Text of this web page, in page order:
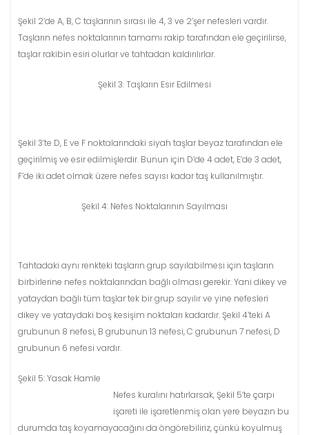
Şekil 2’de A, B, C taşlarının sırası ile 4, 3 ve 2’şer nefesleri vardır.
Taşların nefes noktalarının tamamı rakip tarafından ele geçirilirse,
taşlar rakibin esiri olurlar ve tahtadan kaldırılırlar.
Şekil 3: Taşların Esir Edilmesi
Şekil 3’te D, E ve F noktalarındaki siyah taşlar beyaz tarafından ele
geçirilmiş ve esir edilmişlerdir. Bunun için D’de 4 adet, E’de 3 adet,
F’de iki adet olmak üzere nefes sayısı kadar taş kullanılmıştır.
Şekil 4: Nefes Noktalarının Sayılması
Tahtadaki aynı renkteki taşların grup sayılabilmesi için taşların
birbirlerine nefes noktalarından bağlı olması gerekir. Yani dikey ve
yataydan bağlı tüm taşlar tek bir grup sayılır ve yine nefesleri
dikey ve yataydaki boş kesişim noktaları kadardır. Şekil 4’teki A
grubunun 8 nefesi, B grubunun 13 nefesi, C grubunun 7 nefesi, D
grubunun 6 nefesi vardır.
Şekil 5: Yasak Hamle
Nefes kuralını hatırlarsak, Şekil 5’te çarpı
işareti ile işaretlenmiş olan yere beyazın bu
durumda taş koyamayacağını da öngörebiliriz, çünkü koyulmuş